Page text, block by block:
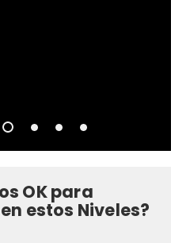
OK para
estos Niveles?